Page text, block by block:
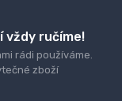
vždy ručíme!
rádi používáme.
zboží